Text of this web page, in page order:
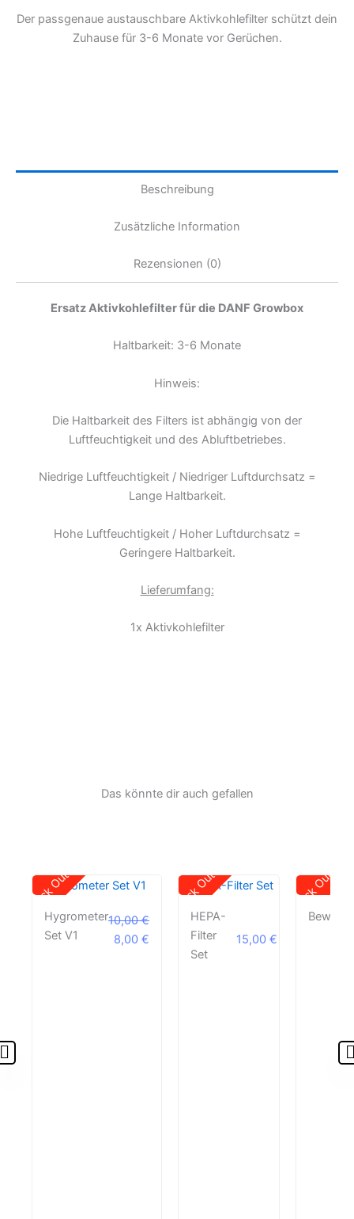
Der passgenaue austauschbare Aktivkohlefilter schützt dein
Zuhause für 3-6 Monate vor Gerüchen.
Beschreibung
Zusätzliche Information
Rezensionen (0)
Ersatz Aktivkohlefilter für die DANF Growbox
Haltbarkeit: 3-6 Monate
Hinweis:
Die Haltbarkeit des Filters ist abhängig von der
Luftfeuchtigkeit und des Abluftbetriebes.
Niedrige Luftfeuchtigkeit / Niedriger Luftdurchsatz =
Lange Haltbarkeit.
Hohe Luftfeuchtigkeit / Hoher Luftdurchsatz =
Geringere Haltbarkeit.
Lieferumfang:
1x Aktivkohlefilter
Das könnte dir auch gefallen
Stock Out
Hygrometer
Set V1
10,00€
Ursprünglicher
Preis
war:
10,00 €
8,00 €
AktuellerStock Out
HEPA-
Filter
Set
15,00€
Stock Out